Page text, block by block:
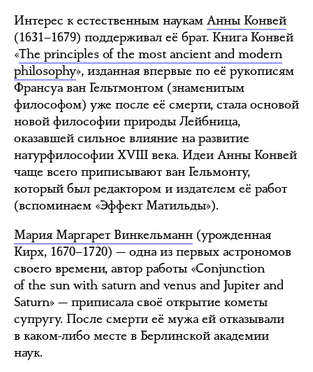
Интерес к естественным наукам Анны Конвей
(1631–1679) поддерживал её брат. Книга Конвей
«The principles of the most ancient and modern
philosophy», изданная впервые по её рукописям
Франсуа ван Гельтмонтом (знаменитым
философом) уже после её смерти, стала основой
новой философии природы Лейбница,
оказавшей сильное влияние на развитие
натурфилософии XVIII века. Идеи Анны Конвей
чаще всего приписывают ван Гельмонту,
который был редактором и издателем её работ
(вспоминаем «Эффект Матильды»).
Мария Маргарет Винкельманн (урожденная
Кирх, 1670–1720) — одна из первых астрономов
своего времени, автор работы «Conjunction
of the sun with saturn and venus and Jupiter and
Saturn» — приписала своё открытие кометы
супругу. После смерти её мужа ей отказывали
в каком-либо месте в Берлинской академии
наук.